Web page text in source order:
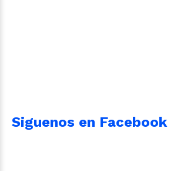
Siguenos en Facebook